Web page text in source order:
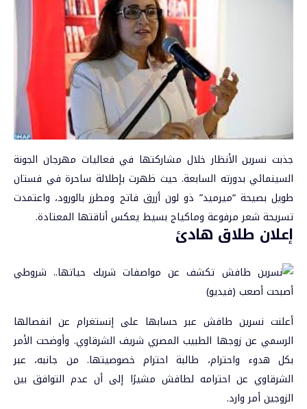
جذبت نسرين الأنظار خلال مشاركتها في فعاليات مهرجان الجونة
السينمائي بدورته السابعة. حيث ظهرت بإطلالة ساحرة في فستان
طويل بصيحة “ميرميد” ذو لون أزرق فاتح ومطرز بالورود، واعتمدت
تسريحة شعر مرفوعة وماكياج بسيط يعكس أناقتها المعتادة.
إعلان طلاق هادئ
أعلنت نسرين طافش عبر حسابها على إنستغرام عن انفصالها
الرسمي عن زوجها الطبيب المصري شريف الشرقاوي. وأوضحت الأمر
بكل هدوء واحترام، طالبة احترام خصوصيتها. من جانبه، عبر
الشرقاوي عن احترامه لطافش مشيرًا إلى أن عدم التوافق بين
الزوجين أمر وارد.